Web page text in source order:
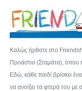
Καλώς ήρθατε στο
Προάστια (Σταμάτα), όπου
Εδώ, κάθε παιδί βρίσκει
να ανοίξει τα φτερά του με